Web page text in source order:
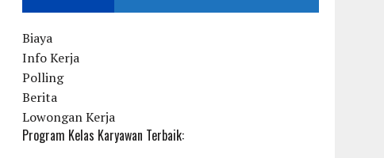
Biaya
Info Kerja
Polling
Berita
Lowongan Kerja
Program Kelas Karyawan Terbaik: